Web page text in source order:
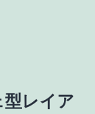
レイア